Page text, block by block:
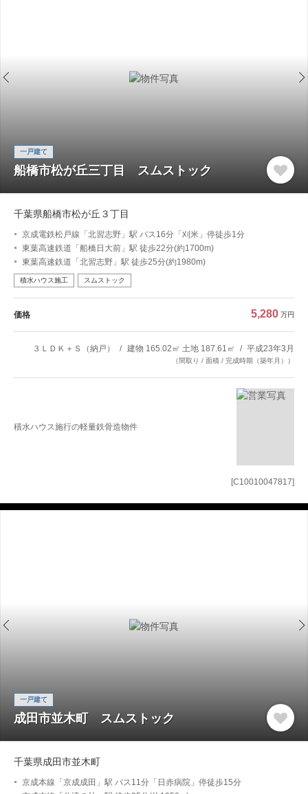
[C10010047817]
一戸建て
船橋市松が丘三丁目 スムストック
千葉県船橋市松が丘３丁目
京成電鉄松戸線「北習志野」駅 バス16分「刈米」停徒歩1分
東葉高速鉄道「船橋日大前」駅 徒歩22分(約1700m)
東葉高速鉄道「北習志野」駅 徒歩25分(約1980m)
積水ハウス施工 スムストック
価格 5,280 万円
３ＬＤＫ＋Ｓ（納戸） 建物 165.02㎡ 土地 187.61㎡ 平成23年3月
（間取り / 面積 / 完成時期（築年月））
積水ハウス施行の軽量鉄骨造物件
一戸建て
成田市並木町 スムストック
千葉県成田市並木町
京成本線「京成成田」駅 バス11分「日赤病院」停徒歩15分